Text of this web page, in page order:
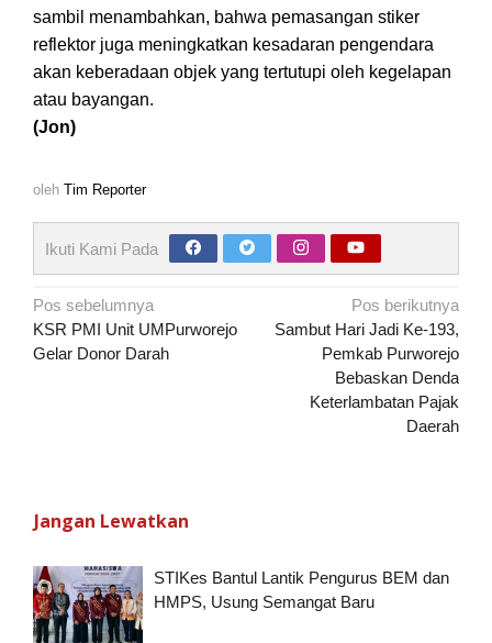
sambil menambahkan, bahwa pemasangan stiker
reflektor juga meningkatkan kesadaran pengendara
akan keberadaan objek yang tertutupi oleh kegelapan
atau bayangan.
(Jon)
oleh Tim Reporter
Ikuti Kami Pada
Navigasi
pos
Pos sebelumnya
KSR PMI Unit UMPurworejo
Gelar Donor Darah
Pos berikutnya
Sambut Hari Jadi Ke-193,
Pemkab Purworejo
Bebaskan Denda
Keterlambatan Pajak
Daerah
Jangan Lewatkan
STIKes Bantul Lantik Pengurus BEM dan
HMPS, Usung Semangat Baru